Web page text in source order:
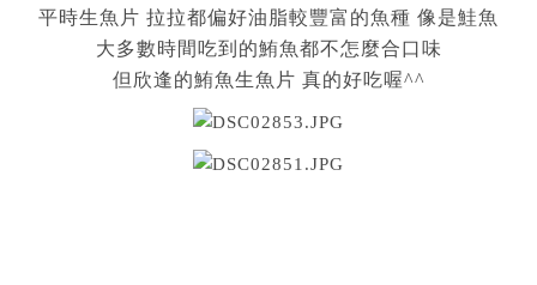
平時生魚片 拉拉都偏好油脂較豐富的魚種 像是鮭魚
大多數時間吃到的鮪魚都不怎麼合口味
但欣逢的鮪魚生魚片 真的好吃喔^^